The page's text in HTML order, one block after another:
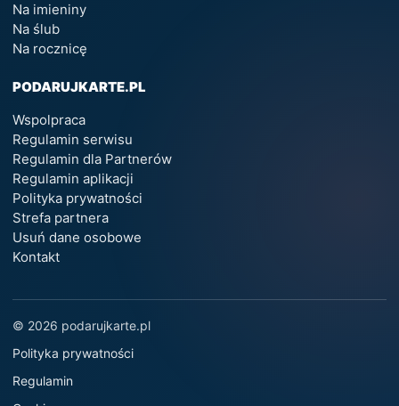
Na imieniny
Na ślub
Na rocznicę
PODARUJKARTE.PL
Wspolpraca
Regulamin serwisu
Regulamin dla Partnerów
Regulamin aplikacji
Polityka prywatności
Strefa partnera
Usuń dane osobowe
Kontakt
© 2026 podarujkarte.pl
Polityka prywatności
Regulamin